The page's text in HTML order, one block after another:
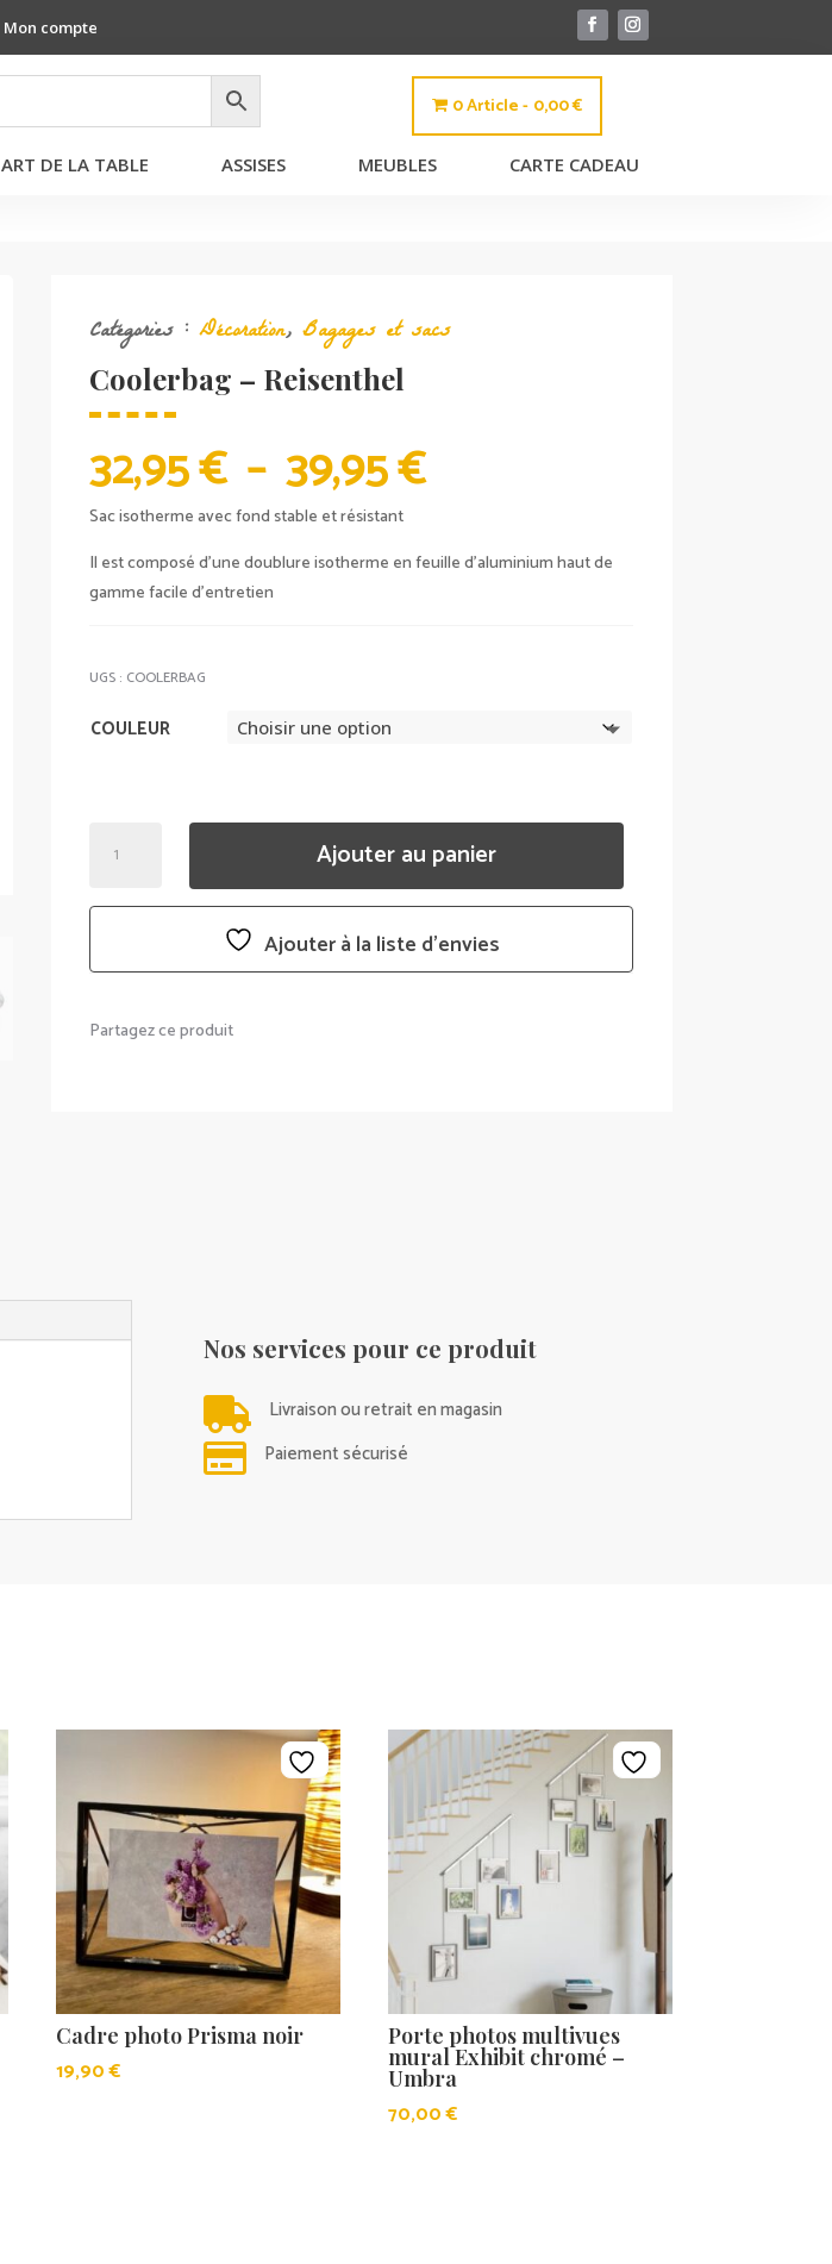
Mon compte
0 Article 0,00 €
ART DE LA TABLE ASSISES MEUBLES CARTE CADEAU
Catégories :Décoration,Bagages et sacs
Coolerbag – Reisenthel
32,95€ – 39,95€PLAGE
DE
32,95 €
À
Sac isotherme avec fond stable et résistant
Il est composé d’une doublure isotherme en feuille d’aluminium haut de
gamme facile d’entretien
UGS : COOLERBAG
COULEUR
Ajouter au panier
Ajouter à la liste d’envies
Partagez ce produit
Nos services pour ce produit
 Livraison ou retrait en magasin
 Paiement sécurisé
Cadre photo Prisma noir
19,90€
Porte photos multivues
mural Exhibit chromé –
Umbra
70,00€